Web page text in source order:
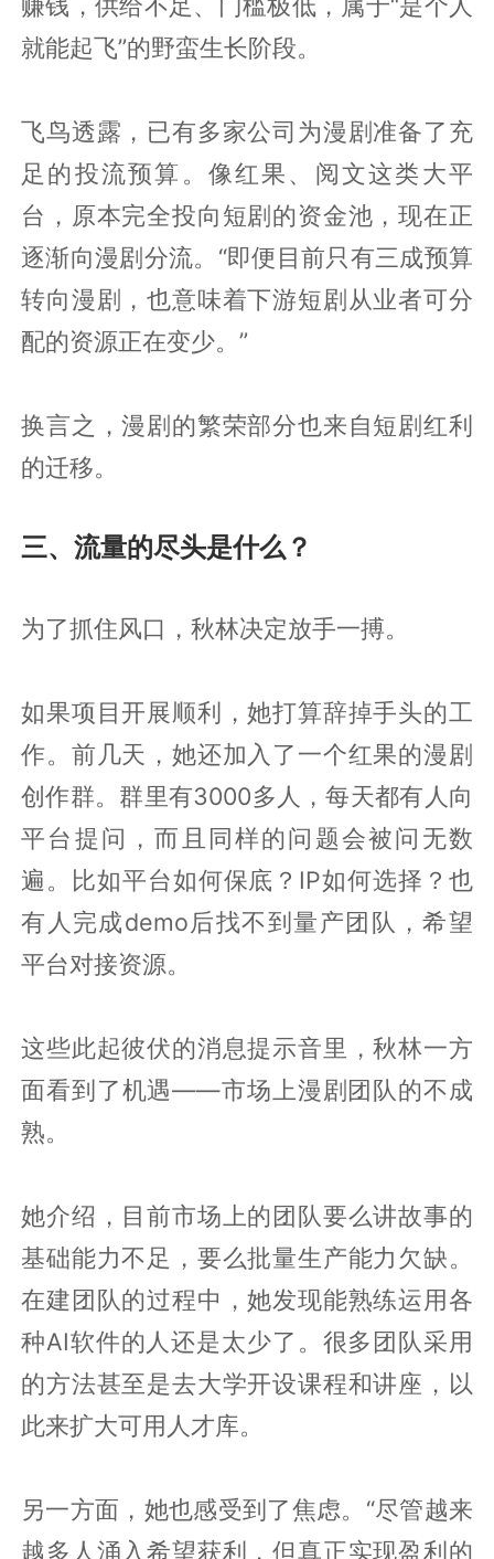
就能起飞”的野蛮生长阶段。
飞鸟透露，已有多家公司为漫剧准备了充
足的投流预算。像红果、阅文这类大平
台，原本完全投向短剧的资金池，现在正
逐渐向漫剧分流。“即便目前只有三成预算
转向漫剧，也意味着下游短剧从业者可分
配的资源正在变少。”
换言之，漫剧的繁荣部分也来自短剧红利
的迁移。
三、流量的尽头是什么？
为了抓住风口，秋林决定放手一搏。
如果项目开展顺利，她打算辞掉手头的工
作。前几天，她还加入了一个红果的漫剧
创作群。群里有3000多人，每天都有人向
平台提问，而且同样的问题会被问无数
遍。比如平台如何保底？IP如何选择？也
有人完成demo后找不到量产团队，希望
平台对接资源。
这些此起彼伏的消息提示音里，秋林一方
面看到了机遇——市场上漫剧团队的不成
熟。
她介绍，目前市场上的团队要么讲故事的
基础能力不足，要么批量生产能力欠缺。
在建团队的过程中，她发现能熟练运用各
种AI软件的人还是太少了。很多团队采用
的方法甚至是去大学开设课程和讲座，以
此来扩大可用人才库。
另一方面，她也感受到了焦虑。“尽管越来
越多人涌入希望获利，但真正实现盈利的